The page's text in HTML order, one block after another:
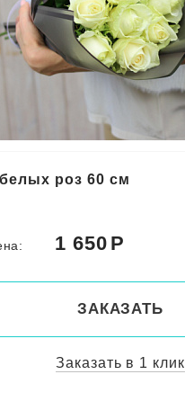
роз 60 см
1 650
ЗАКАЗАТЬ
Заказать в 1 клик